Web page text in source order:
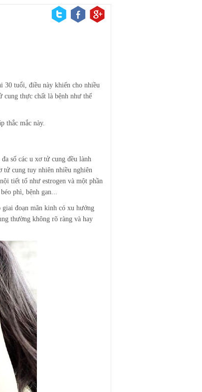
30 tuổi, điều này khiến cho nhiều
thực chất là bệnh như thế
thắc mắc này.
số các u xơ tử cung đều lành
tử cung tuy nhiên nhiều nghiên
tiết tố như estrogen và một phần
phì, bệnh gan...
đoạn mãn kinh có xu hướng
thường không rõ ràng và hay